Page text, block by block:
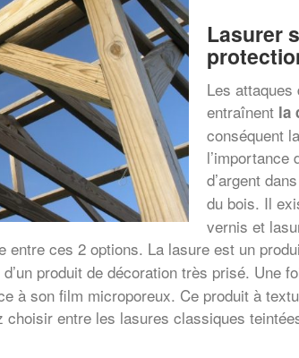
Lasurer
Les
entraînent la
conséquent
l’importance
d’argent
du bois. Il
vernis et
entre ces 2 options. La lasure est un
produit de décoration très prisé. Une
à son film microporeux. Ce produit à
entre les lasures classiques